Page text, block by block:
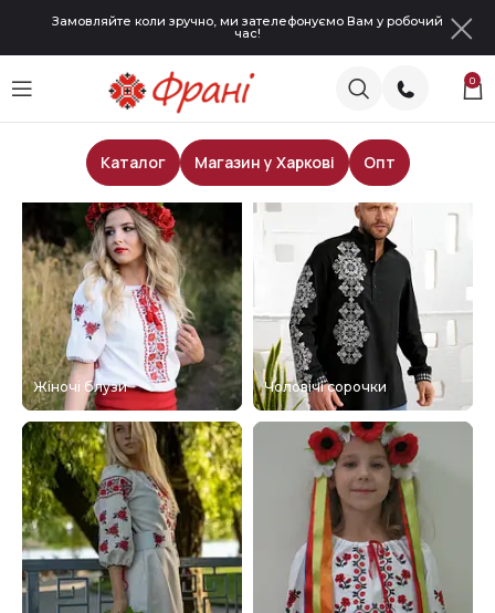
Замовляйте коли зручно, ми зателефонуємо Вам у робочий
час!
0
Каталог Магазин у Харкові Опт
Жіночі блузи Чоловічі сорочки